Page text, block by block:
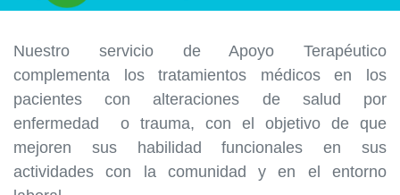
Nuestro servicio de Apoyo Terapéutico
complementa los tratamientos médicos en los
pacientes con alteraciones de salud por
enfermedad o trauma, con el objetivo de que
mejoren sus habilidad funcionales en sus
actividades con la comunidad y en el entorno